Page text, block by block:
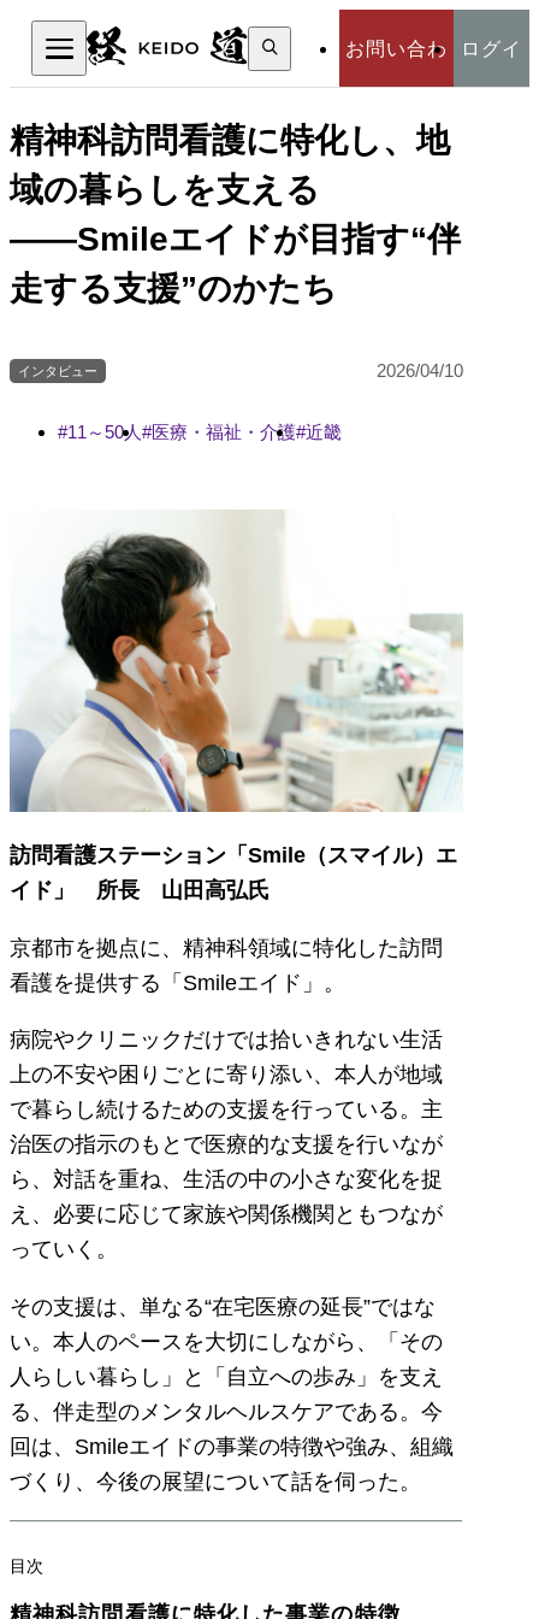
お問い合わ ログイ
検
索:
検索
精神科訪問看護に特化し、地
域の暮らしを支える
――Smileエイドが目指す“伴
走する支援”のかたち
インタビュー 2026/04/10
11～50人 医療・福祉・介護 近畿
訪問看護ステーション「Smile（スマイル）エ
イド」 所長 山田高弘氏
京都市を拠点に、精神科領域に特化した訪問
看護を提供する「Smileエイド」。
病院やクリニックだけでは拾いきれない生活
上の不安や困りごとに寄り添い、本人が地域
で暮らし続けるための支援を行っている。主
治医の指示のもとで医療的な支援を行いなが
ら、対話を重ね、生活の中の小さな変化を捉
え、必要に応じて家族や関係機関ともつなが
っていく。
その支援は、単なる“在宅医療の延長”ではな
い。本人のペースを大切にしながら、「その
人らしい暮らし」と「自立への歩み」を支え
る、伴走型のメンタルヘルスケアである。今
回は、Smileエイドの事業の特徴や強み、組織
づくり、今後の展望について話を伺った。
目次
精神科訪問看護に特化した事業の特徴